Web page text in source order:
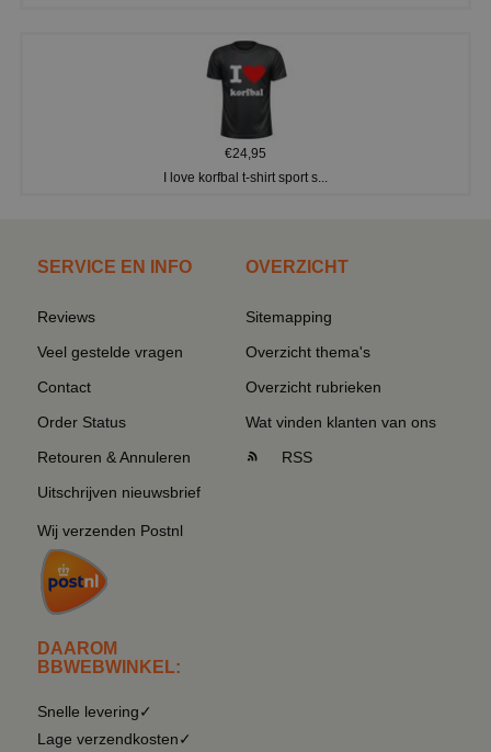
€24,95
I love korfbal t-shirt sport s...
SERVICE EN INFO
Reviews
Veel gestelde vragen
Contact
Order Status
Retouren & Annuleren
Uitschrijven nieuwsbrief
Wij verzenden Postnl
DAAROM
BBWEBWINKEL:
Snelle levering✓
Lage verzendkosten✓
OVERZICHT
Sitemapping
Overzicht thema's
Overzicht rubrieken
Wat vinden klanten van ons
RSS